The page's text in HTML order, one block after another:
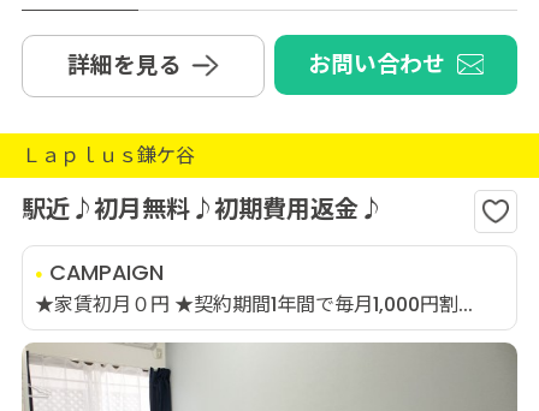
詳細を見る お問い合わせ
Ｌａｐｌｕｓ鎌ケ谷
駅近♪初月無料♪初期費用返金♪
CAMPAIGN
★家賃初月０円 ★契約期間1年間で毎月1,000円割...